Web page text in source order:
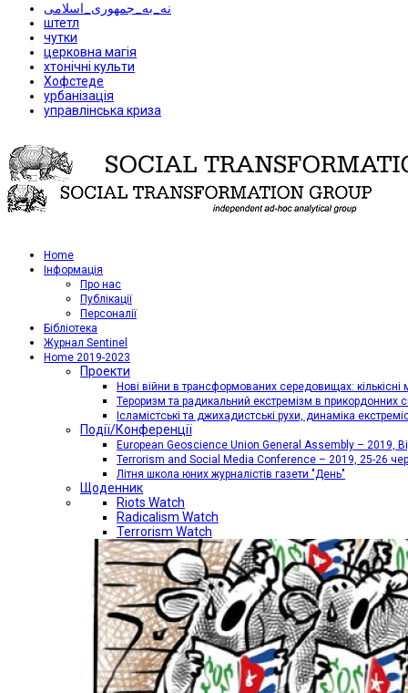
نه_به_جمهوری_اسلامی
штетл
чутки
церковна магія
хтонічні культи
Хофстеде
урбанізація
управлінська криза
Home
Iнформація
Про нас
Публікації
Персоналії
Бібліотека
Журнал Sentinel
Home 2019-2023
Проекти
Нові війни в трансформованих середовищах: кількісні
Тероризм та радикальний екстремізм в прикордонних
Ісламістські та джихадистські рухи, динаміка
Події/Конференції
European Geoscience Union General Assembly – 2019,
Terrorism and Social Media Conference – 2019, 25-26
Літня школа юних журналістів газети "День"
Щоденник
Riots Watch
Radicalism Watch
Terrorism Watch